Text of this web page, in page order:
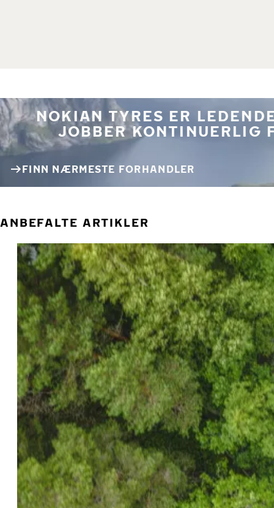
NOKIAN TYRES ER
JOBBER KONTINUERLIG
FINN NÆRMESTE FORHANDLER
ANBEFALTE ARTIKLER